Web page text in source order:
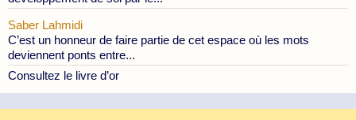
Saber Lahmidi
C’est un honneur de faire partie de cet espace où les mots
deviennent ponts entre...
Consultez le livre d’or